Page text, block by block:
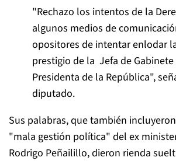
"Rechazo los intentos de la
algunos medios de
opositores de intentar enlodar
prestigio de la Jefa de
Presidenta de la República",
diputado.
Sus palabras, que también
"mala gestión política" del ex
Rodrigo Peñailillo, dieron rienda